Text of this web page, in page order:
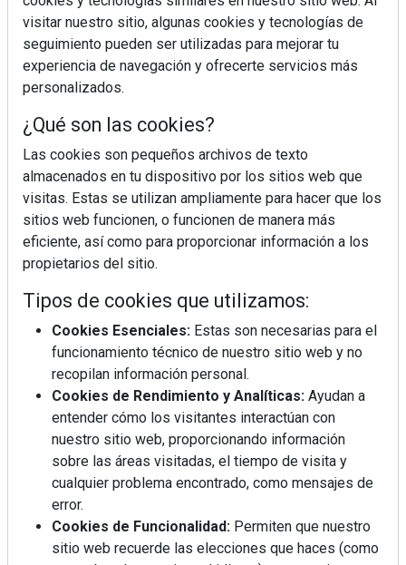
visitar nuestro sitio, algunas cookies y tecnologías de
seguimiento pueden ser utilizadas para mejorar tu
experiencia de navegación y ofrecerte servicios más
personalizados.
¿Qué son las cookies?
Las cookies son pequeños archivos de texto
almacenados en tu dispositivo por los sitios web que
visitas. Estas se utilizan ampliamente para hacer que los
sitios web funcionen, o funcionen de manera más
eficiente, así como para proporcionar información a los
propietarios del sitio.
Tipos de cookies que utilizamos:
Cookies Esenciales: Estas son necesarias para el
funcionamiento técnico de nuestro sitio web y no
recopilan información personal.
Cookies de Rendimiento y Analíticas: Ayudan a
entender cómo los visitantes interactúan con
nuestro sitio web, proporcionando información
sobre las áreas visitadas, el tiempo de visita y
cualquier problema encontrado, como mensajes de
error.
Cookies de Funcionalidad: Permiten que nuestro
sitio web recuerde las elecciones que haces (como